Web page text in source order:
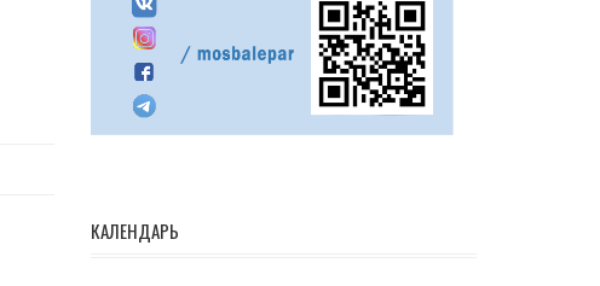
КАЛЕНДАРЬ